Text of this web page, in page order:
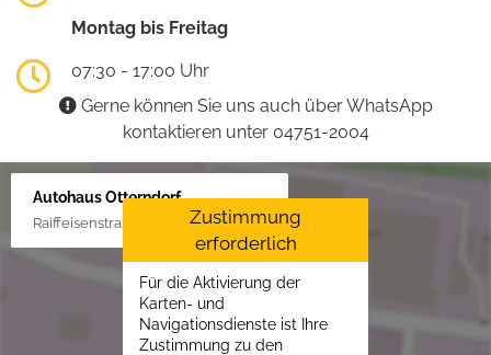
Montag bis Freitag
07:30 - 17:00 Uhr
Gerne können Sie uns auch über WhatsApp
kontaktieren unter 04751-2004
Autohaus Otterndorf
Raiffeisenstraße 1, 21762 Otterndorf
Zustimmung
erforderlich
Für die Aktivierung der
Karten- und
Navigationsdienste ist Ihre
Zustimmung zu den